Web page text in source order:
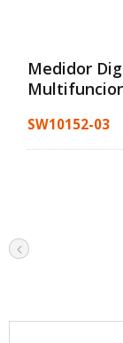
Medidor
SW10152-03